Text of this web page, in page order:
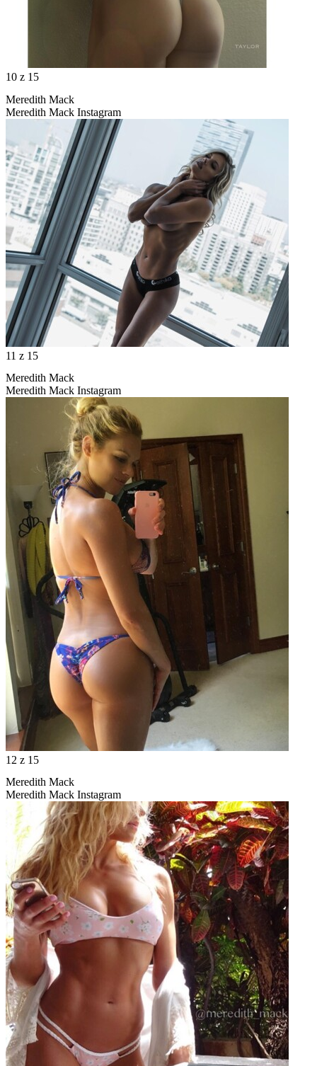
10 z 15
Meredith Mack
Meredith Mack Instagram
11 z 15
Meredith Mack
Meredith Mack Instagram
12 z 15
Meredith Mack
Meredith Mack Instagram